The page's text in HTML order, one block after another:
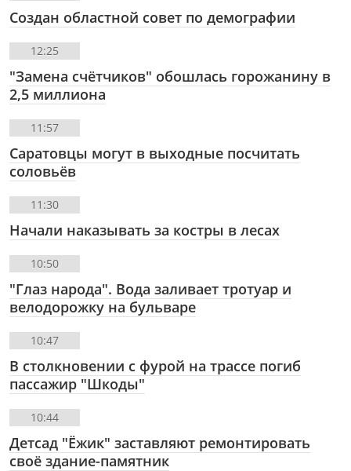
Создан областной совет по демографии
12:25
"Замена счётчиков" обошлась горожанину в
2,5 миллиона
11:57
Саратовцы могут в выходные посчитать
соловьёв
11:30
Начали наказывать за костры в лесах
10:50
"Глаз народа". Вода заливает тротуар и
велодорожку на бульваре
10:47
В столкновении с фурой на трассе погиб
пассажир "Шкоды"
10:44
Детсад "Ёжик" заставляют ремонтировать
своё здание-памятник